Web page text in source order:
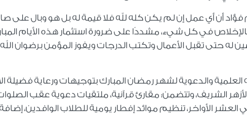
فؤاد أن أي عمل إن لم يكن كله لله فلا قيمة له بل هو وبال على
في كل شيء، مشددًا على ضرورة استثمار هذه الأيام
له حتى تقبل الأعمال وتكتب الدرجات ويفوز المؤمن برضوان
والدعوية لشهر رمضان المبارك بتوجيهات ورعاية فضيلة
الشريف، وتتضمن: مقارئ قرآنية، ملتقيات دعوية عقب
العشر الأواخر، تنظيم موائد إفطار يومية للطلاب الوافدين،